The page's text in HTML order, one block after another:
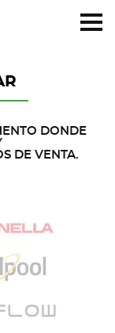
DONDE
DE VENTA.